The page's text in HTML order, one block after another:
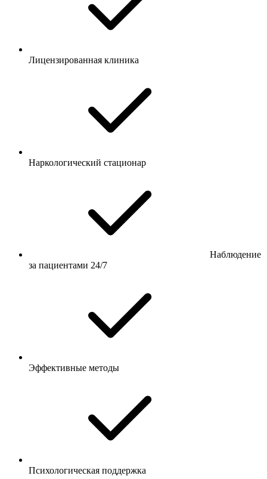
Лицензированная клиника
Наркологический стационар
Наблюдение
за пациентами 24/7
Эффективные методы
Психологическая поддержка